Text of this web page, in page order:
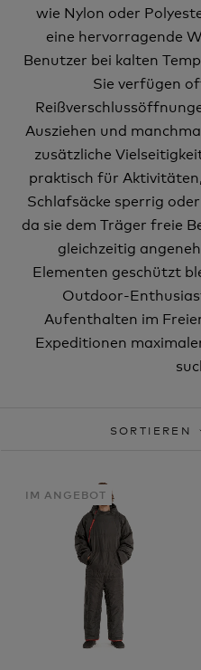
wie Nylon oder
eine hervorragende
Benutzer bei kalten
Sie verfügen
Ausziehen und
zusätzliche
praktisch für
Schlafsäcke sperrig
da sie dem Träger freie
gleichzeitig
Elementen geschützt
Outdoor-
Aufenthalten im
Expeditionen
SORTIEREN
IM ANGEBOT